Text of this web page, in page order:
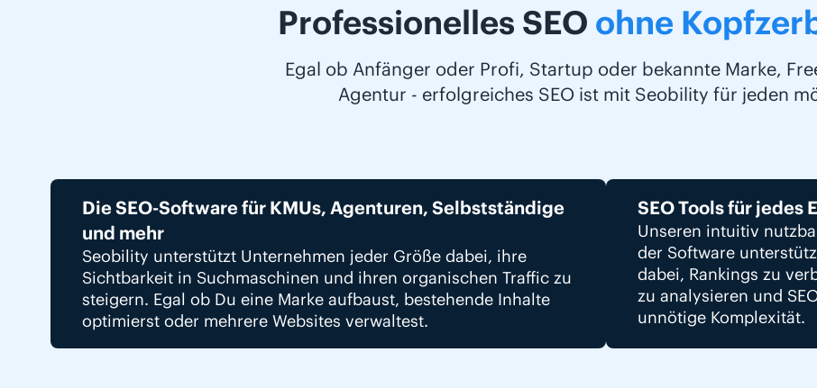
Professionelles SEO ohne
Egal ob Anfänger oder Profi, Startup oder bekannte Marke,
Agentur - erfolgreiches SEO ist mit Seobility für jeden
Die SEO-Software für KMUs, Agenturen, Selbstständige
und mehr
Seobility unterstützt Unternehmen jeder Größe dabei, ihre
Sichtbarkeit in Suchmaschinen und ihren organischen Traffic zu
steigern. Egal ob Du eine Marke aufbaust, bestehende Inhalte
optimierst oder mehrere Websites verwaltest.
SEO Tools für jedes
Unseren intuitiv
der Software
dabei, Rankings zu
zu analysieren und
unnötige Komplexität.